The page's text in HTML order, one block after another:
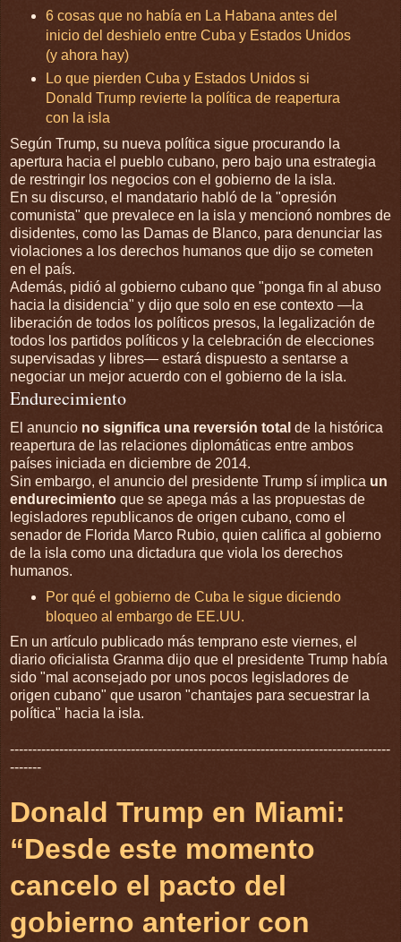
6 cosas que no había en La Habana antes del
inicio del deshielo entre Cuba y Estados Unidos
(y ahora hay)
Lo que pierden Cuba y Estados Unidos si
Donald Trump revierte la política de reapertura
con la isla
Según Trump, su nueva política sigue procurando la
apertura hacia el pueblo cubano, pero bajo una estrategia
de restringir los negocios con el gobierno de la isla.
En su discurso, el mandatario habló de la "opresión
comunista" que prevalece en la isla y mencionó nombres de
disidentes, como las Damas de Blanco, para denunciar las
violaciones a los derechos humanos que dijo se cometen
en el país.
Además, pidió al gobierno cubano que "ponga fin al abuso
hacia la disidencia" y dijo que solo en ese contexto —la
liberación de todos los políticos presos, la legalización de
todos los partidos políticos y la celebración de elecciones
supervisadas y libres— estará dispuesto a sentarse a
negociar un mejor acuerdo con el gobierno de la isla.
Endurecimiento
El anuncio no significa una reversión total de la histórica
reapertura de las relaciones diplomáticas entre ambos
países iniciada en diciembre de 2014.
Sin embargo, el anuncio del presidente Trump sí implica un
endurecimiento que se apega más a las propuestas de
legisladores republicanos de origen cubano, como el
senador de Florida Marco Rubio, quien califica al gobierno
de la isla como una dictadura que viola los derechos
humanos.
Por qué el gobierno de Cuba le sigue diciendo
bloqueo al embargo de EE.UU.
En un artículo publicado más temprano este viernes, el
diario oficialista Granma dijo que el presidente Trump había
sido "mal aconsejado por unos pocos legisladores de
origen cubano" que usaron "chantajes para secuestrar la
política" hacia la isla.
-------------------------------------------------------------------------------------
-------
Donald Trump en Miami:
“Desde este momento
cancelo el pacto del
gobierno anterior con